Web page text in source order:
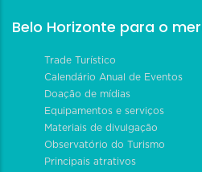
Belo Horizonte para o
Trade Turístico
Calendário Anual de Eventos
Doação de mídias
Equipamentos e serviços
Materiais de divulgação
Observatório do Turismo
Principais atrativos